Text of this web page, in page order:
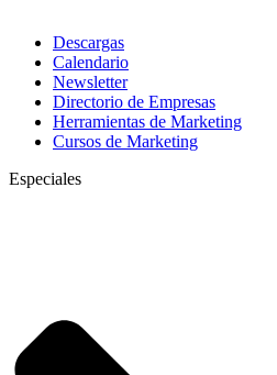
Descargas
Calendario
Newsletter
Directorio de Empresas
Herramientas de Marketing
Cursos de Marketing
Especiales